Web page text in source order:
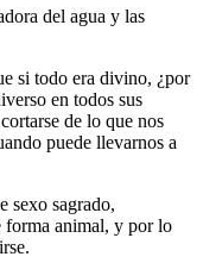
del agua y las
si todo era divino, ¿por
en todos sus
de lo que nos
puede llevarnos a
sexo sagrado,
forma animal, y por lo